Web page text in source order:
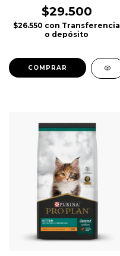
$29.500
$26.550 con Transferencia
o depósito
COMPRAR